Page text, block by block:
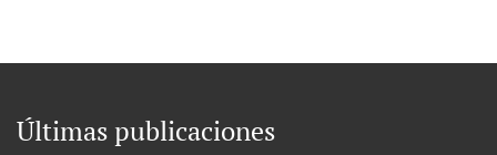
Últimas publicaciones